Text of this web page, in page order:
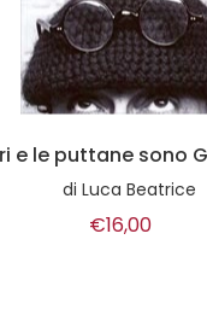
e le puttane sono
di Luca Beatrice
€16,00